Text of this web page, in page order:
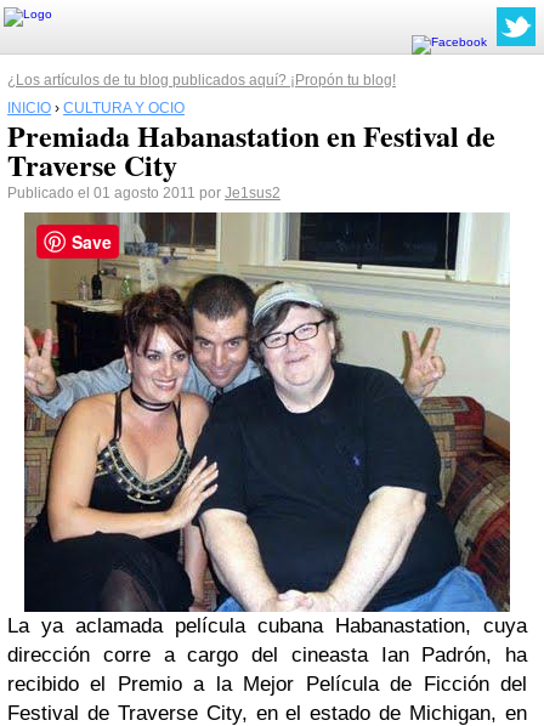
¿Los artículos de tu blog publicados aquí? ¡Propón tu blog!
INICIO › CULTURA Y OCIO
Premiada Habanastation en Festival de
Traverse City
Publicado el 01 agosto 2011 por Je1sus2
La ya aclamada película cubana Habanastation, cuya
dirección corre a cargo del cineasta Ian Padrón, ha
recibido el Premio a la Mejor Película de Ficción del
Festival de Traverse City, en el estado de Michigan, en
Save